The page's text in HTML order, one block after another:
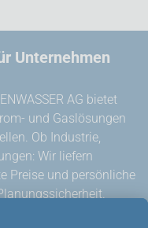
Unternehmen
AG bietet
und Gaslösungen
Ob Industrie,
Wir liefern
Preise und persönliche